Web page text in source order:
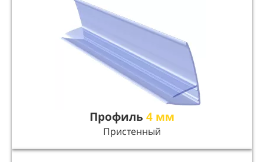
Профиль 4 мм
Пристенный